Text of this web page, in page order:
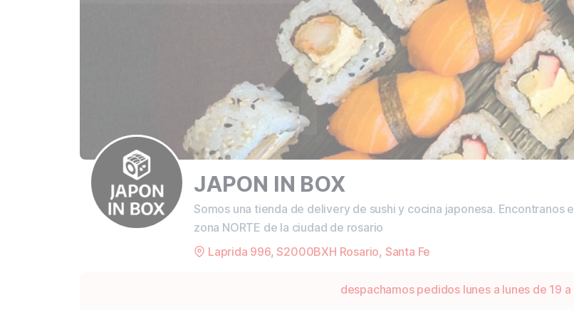
JAPON IN BOX
Somos una tienda de delivery de sushi y cocina japonesa. Encontranos
zona NORTE de la ciudad de rosario
Laprida 996, S2000BXH Rosario, Santa Fe
despachamos pedidos lunes a lunes de 19